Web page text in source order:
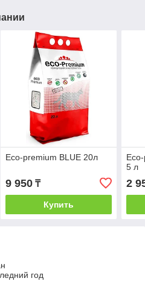
Eco-premium BLUE 20л
9 950₸
Купить
5 л
2
год